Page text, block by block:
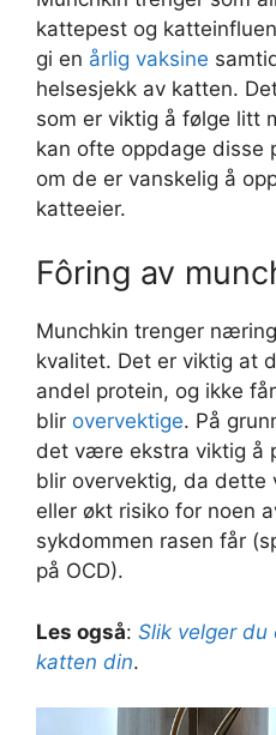
kattepest og
gi en årlig vaksine
helsesjekk av katten.
som er viktig å følge litt
kan ofte oppdage disse
om de er vanskelig å
katteeier.
Fôring av
Munchkin trenger
kvalitet. Det er viktig at
andel protein, og ikke
blir overvektige. På
det være ekstra viktig å
blir overvektig, da dette
eller økt risiko for noen
sykdommen rasen får
på OCD).
Les også: Slik velger
katten din.